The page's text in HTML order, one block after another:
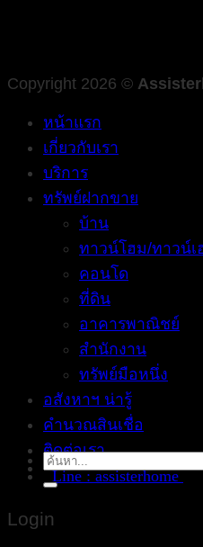
Copyright 2026 ©
หน้าแรก
เกี่ยวกับเรา
บริการ
ทรัพย์ฝากขาย
บ้าน
ทาวน์โฮม/ทาวน์เ
คอนโด
ที่ดิน
อาคารพาณิชย์
สำนักงาน
ทรัพย์มือหนึ่ง
อสังหาฯ น่ารู้
คำนวณสินเชื่อ
ติดต่อเรา
Line : assisterhome
Search
for:
Login